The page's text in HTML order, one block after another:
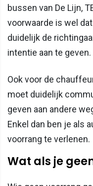
bussen van De Lijn,
voorwaarde is wel
duidelijk de
intentie aan te geven.
Ook voor de
moet duidelijk
geven aan andere
Enkel dan ben je als
voorrang te verlenen.
Wat als je